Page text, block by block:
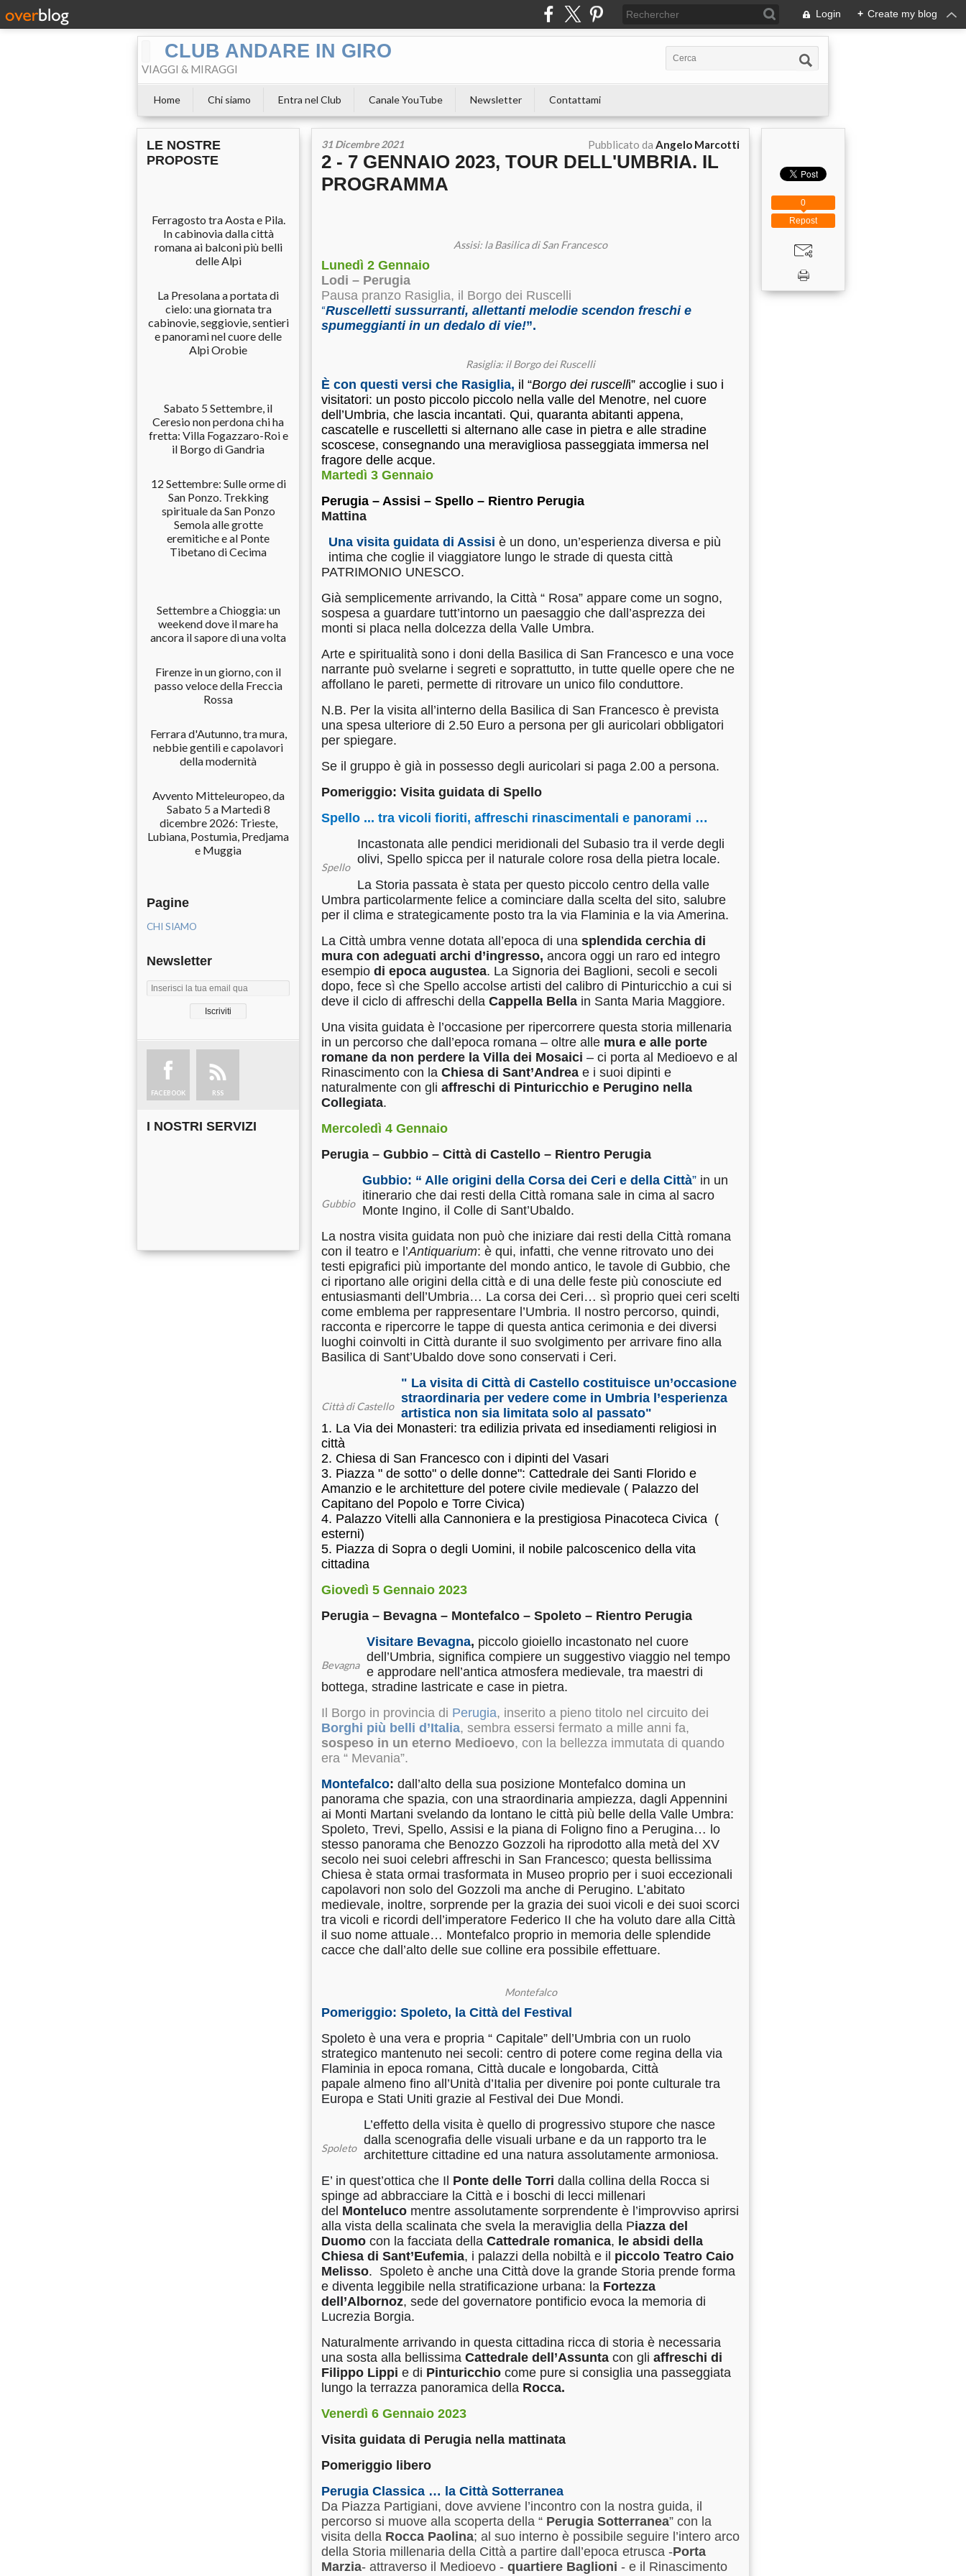
Login + Create my blog
CLUB ANDARE IN GIRO
VIAGGI & MIRAGGI
Home Chi siamo Entra nel Club Canale YouTube Newsletter Contattami
LE NOSTRE
PROPOSTE
Ferragosto tra Aosta e Pila.
In cabinovia dalla città
romana ai balconi più belli
delle Alpi
La Presolana a portata di
cielo: una giornata tra
cabinovie, seggiovie, sentieri
e panorami nel cuore delle
Alpi Orobie
Sabato 5 Settembre, il
Ceresio non perdona chi ha
fretta: Villa Fogazzaro-Roi e
il Borgo di Gandria
12 Settembre: Sulle orme di
San Ponzo. Trekking
spirituale da San Ponzo
Semola alle grotte
eremitiche e al Ponte
Tibetano di Cecima
Settembre a Chioggia: un
weekend dove il mare ha
ancora il sapore di una volta
Firenze in un giorno, con il
passo veloce della Freccia
Rossa
Ferrara d'Autunno, tra mura,
nebbie gentili e capolavori
della modernità
Avvento Mitteleuropeo, da
Sabato 5 a Martedì 8
dicembre 2026: Trieste,
Lubiana, Postumia, Predjama
e Muggia
Pagine
CHI SIAMO
Newsletter
FACEBOOK RSS
I NOSTRI SERVIZI
31 Dicembre 2021 Pubblicato da Angelo Marcotti
2 - 7 GENNAIO 2023, TOUR DELL'UMBRIA. IL
PROGRAMMA
Assisi: la Basilica di San Francesco
Lunedì 2 Gennaio
Lodi – Perugia
Pausa pranzo Rasiglia, il Borgo dei Ruscelli
“Ruscelletti sussurranti, allettanti melodie scendon freschi e
spumeggianti in un dedalo di vie!”.
Rasiglia: il Borgo dei Ruscelli
È con questi versi che Rasiglia, il “Borgo dei ruscelli” accoglie i suo i
visitatori: un posto piccolo piccolo nella valle del Menotre, nel cuore
dell’Umbria, che lascia incantati. Qui, quaranta abitanti appena,
cascatelle e ruscelletti si alternano alle case in pietra e alle stradine
scoscese, consegnando una meravigliosa passeggiata immersa nel
fragore delle acque.
Martedì 3 Gennaio
Perugia – Assisi – Spello – Rientro Perugia
Mattina
Una visita guidata di Assisi è un dono, un’esperienza diversa e più
intima che coglie il viaggiatore lungo le strade di questa città
PATRIMONIO UNESCO.
Già semplicemente arrivando, la Città “ Rosa” appare come un sogno,
sospesa a guardare tutt’intorno un paesaggio che dall’asprezza dei
monti si placa nella dolcezza della Valle Umbra.
Arte e spiritualità sono i doni della Basilica di San Francesco e una voce
narrante può svelarne i segreti e soprattutto, in tutte quelle opere che ne
affollano le pareti, permette di ritrovare un unico filo conduttore.
N.B. Per la visita all’interno della Basilica di San Francesco è prevista
una spesa ulteriore di 2.50 Euro a persona per gli auricolari obbligatori
per spiegare.
Se il gruppo è già in possesso degli auricolari si paga 2.00 a persona.
Pomeriggio: Visita guidata di Spello
Spello ... tra vicoli fioriti, affreschi rinascimentali e panorami …
Spello
Incastonata alle pendici meridionali del Subasio tra il verde degli
olivi, Spello spicca per il naturale colore rosa della pietra locale.
La Storia passata è stata per questo piccolo centro della valle
Umbra particolarmente felice a cominciare dalla scelta del sito, salubre
per il clima e strategicamente posto tra la via Flaminia e la via Amerina.
La Città umbra venne dotata all’epoca di una splendida cerchia di
mura con adeguati archi d’ingresso, ancora oggi un raro ed integro
esempio di epoca augustea. La Signoria dei Baglioni, secoli e secoli
dopo, fece sì che Spello accolse artisti del calibro di Pinturicchio a cui si
deve il ciclo di affreschi della Cappella Bella in Santa Maria Maggiore.
Una visita guidata è l’occasione per ripercorrere questa storia millenaria
in un percorso che dall’epoca romana – oltre alle mura e alle porte
romane da non perdere la Villa dei Mosaici – ci porta al Medioevo e al
Rinascimento con la Chiesa di Sant’Andrea e i suoi dipinti e
naturalmente con gli affreschi di Pinturicchio e Perugino nella
Collegiata.
Mercoledì 4 Gennaio
Perugia – Gubbio – Città di Castello – Rientro Perugia
Gubbio
Gubbio: “ Alle origini della Corsa dei Ceri e della Città” in un
itinerario che dai resti della Città romana sale in cima al sacro
Monte Ingino, il Colle di Sant’Ubaldo.
La nostra visita guidata non può che iniziare dai resti della Città romana
con il teatro e l’Antiquarium: è qui, infatti, che venne ritrovato uno dei
testi epigrafici più importante del mondo antico, le tavole di Gubbio, che
ci riportano alle origini della città e di una delle feste più conosciute ed
entusiasmanti dell’Umbria… La corsa dei Ceri… sì proprio quei ceri scelti
come emblema per rappresentare l’Umbria. Il nostro percorso, quindi,
racconta e ripercorre le tappe di questa antica cerimonia e dei diversi
luoghi coinvolti in Città durante il suo svolgimento per arrivare fino alla
Basilica di Sant’Ubaldo dove sono conservati i Ceri.
Città di Castello
" La visita di Città di Castello costituisce un’occasione
straordinaria per vedere come in Umbria l’esperienza
artistica non sia limitata solo al passato"
1. La Via dei Monasteri: tra edilizia privata ed insediamenti religiosi in
città
2. Chiesa di San Francesco con i dipinti del Vasari
3. Piazza " de sotto" o delle donne": Cattedrale dei Santi Florido e
Amanzio e le architetture del potere civile medievale ( Palazzo del
Capitano del Popolo e Torre Civica)
4. Palazzo Vitelli alla Cannoniera e la prestigiosa Pinacoteca Civica (
esterni)
5. Piazza di Sopra o degli Uomini, il nobile palcoscenico della vita
cittadina
Giovedì 5 Gennaio 2023
Perugia – Bevagna – Montefalco – Spoleto – Rientro Perugia
Bevagna
Visitare Bevagna, piccolo gioiello incastonato nel cuore
dell’Umbria, significa compiere un suggestivo viaggio nel tempo
e approdare nell’antica atmosfera medievale, tra maestri di
bottega, stradine lastricate e case in pietra.
Il Borgo in provincia di Perugia, inserito a pieno titolo nel circuito dei
Borghi più belli d’Italia, sembra essersi fermato a mille anni fa,
sospeso in un eterno Medioevo, con la bellezza immutata di quando
era “ Mevania”.
Montefalco: dall’alto della sua posizione Montefalco domina un
panorama che spazia, con una straordinaria ampiezza, dagli Appennini
ai Monti Martani svelando da lontano le città più belle della Valle Umbra:
Spoleto, Trevi, Spello, Assisi e la piana di Foligno fino a Perugina… lo
stesso panorama che Benozzo Gozzoli ha riprodotto alla metà del XV
secolo nei suoi celebri affreschi in San Francesco; questa bellissima
Chiesa è stata ormai trasformata in Museo proprio per i suoi eccezionali
capolavori non solo del Gozzoli ma anche di Perugino. L’abitato
medievale, inoltre, sorprende per la grazia dei suoi vicoli e dei suoi scorci
tra vicoli e ricordi dell’imperatore Federico II che ha voluto dare alla Città
il suo nome attuale… Montefalco proprio in memoria delle splendide
cacce che dall’alto delle sue colline era possibile effettuare.
Montefalco
Pomeriggio: Spoleto, la Città del Festival
Spoleto è una vera e propria “ Capitale” dell’Umbria con un ruolo
strategico mantenuto nei secoli: centro di potere come regina della via
Flaminia in epoca romana, Città ducale e longobarda, Città
papale almeno fino all’Unità d’Italia per divenire poi ponte culturale tra
Europa e Stati Uniti grazie al Festival dei Due Mondi.
Spoleto
L’effetto della visita è quello di progressivo stupore che nasce
dalla scenografia delle visuali urbane e da un rapporto tra le
architetture cittadine ed una natura assolutamente armoniosa.
E’ in quest’ottica che Il Ponte delle Torri dalla collina della Rocca si
spinge ad abbracciare la Città e i boschi di lecci millenari
del Monteluco mentre assolutamente sorprendente è l’improvviso aprirsi
alla vista della scalinata che svela la meraviglia della Piazza del
Duomo con la facciata della Cattedrale romanica, le absidi della
Chiesa di Sant’Eufemia, i palazzi della nobiltà e il piccolo Teatro Caio
Melisso. Spoleto è anche una Città dove la grande Storia prende forma
e diventa leggibile nella stratificazione urbana: la Fortezza
dell’Albornoz, sede del governatore pontificio evoca la memoria di
Lucrezia Borgia.
Naturalmente arrivando in questa cittadina ricca di storia è necessaria
una sosta alla bellissima Cattedrale dell’Assunta con gli affreschi di
Filippo Lippi e di Pinturicchio come pure si consiglia una passeggiata
lungo la terrazza panoramica della Rocca.
Venerdì 6 Gennaio 2023
Visita guidata di Perugia nella mattinata
Pomeriggio libero
Perugia Classica … la Città Sotterranea
Da Piazza Partigiani, dove avviene l’incontro con la nostra guida, il
percorso si muove alla scoperta della “ Perugia Sotterranea” con la
visita della Rocca Paolina; al suo interno è possibile seguire l’intero arco
della Storia millenaria della Città a partire dall’epoca etrusca -Porta
Marzia- attraverso il Medioevo - quartiere Baglioni - e il Rinascimento
Repost
0